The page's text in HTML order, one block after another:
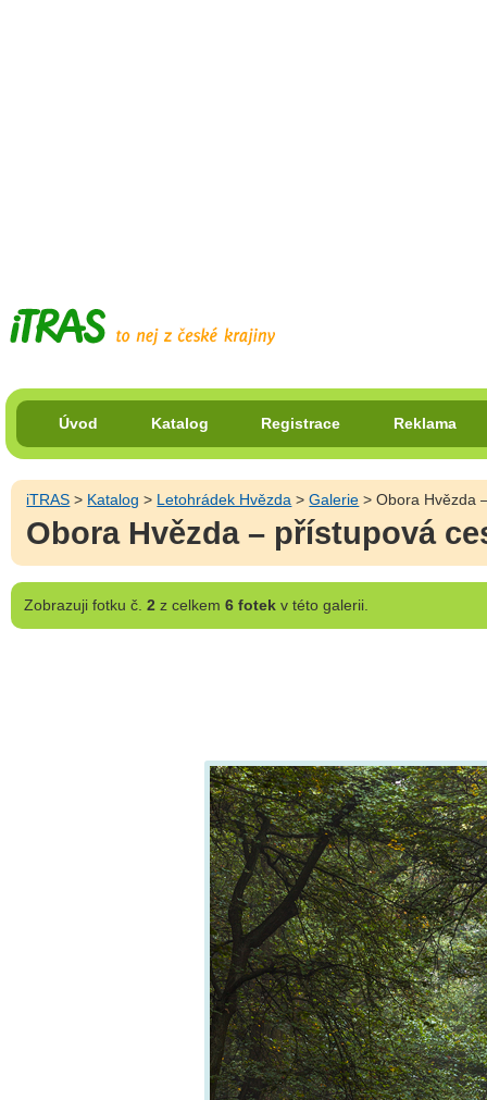
Úvod Katalog Registrace Reklama
iTRAS > Katalog > Letohrádek Hvězda >Galerie > Obora Hvězda
Obora Hvězda – přístupová
Zobrazujifotku č. 2 z celkem 6 fotekv této galerii.